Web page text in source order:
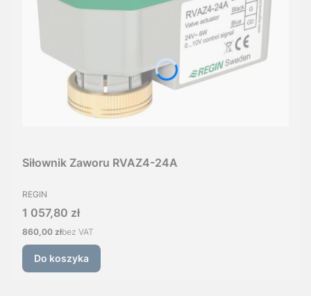
Siłownik Zaworu RVAZ4-24A
PRODUCENT
REGIN
Cena
1 057,80 zł
Cena
860,00 złbez VAT
Do koszyka